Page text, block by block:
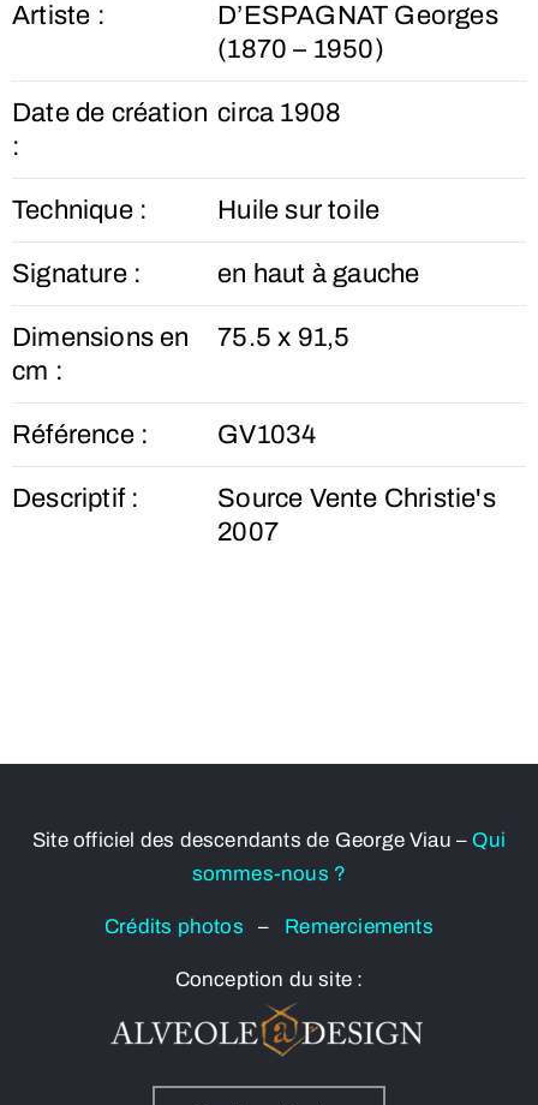
Artiste :
D’ESPAGNAT Georges
(1870 – 1950)
Date de création
:
circa 1908
Technique : Huile sur toile
Signature : en haut à gauche
Dimensions en
cm :
75.5 x 91,5
Référence : GV1034
Descriptif :
Source Vente Christie's
2007
Site officiel des descendants de George Viau – Qui
sommes-nous ?
Crédits photos– Remerciements
Conception du site :